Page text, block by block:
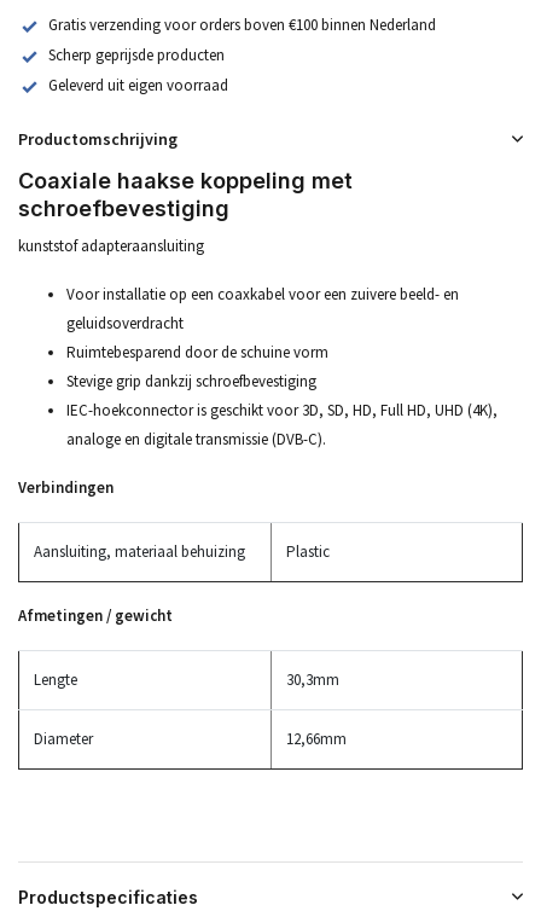
Gratis verzending voor orders boven €100 binnen Nederland
Scherp geprijsde producten
Geleverd uit eigen voorraad
Productomschrijving
Coaxiale haakse koppeling met
schroefbevestiging
kunststof adapteraansluiting
Voor installatie op een coaxkabel voor een zuivere beeld- en
geluidsoverdracht
Ruimtebesparend door de schuine vorm
Stevige grip dankzij schroefbevestiging
IEC-hoekconnector is geschikt voor 3D, SD, HD, Full HD, UHD (4K),
analoge en digitale transmissie (DVB-C).
Verbindingen
Aansluiting, materiaal behuizing Plastic
Afmetingen / gewicht
Lengte 30,3mm
Diameter 12,66mm
Productspecificaties